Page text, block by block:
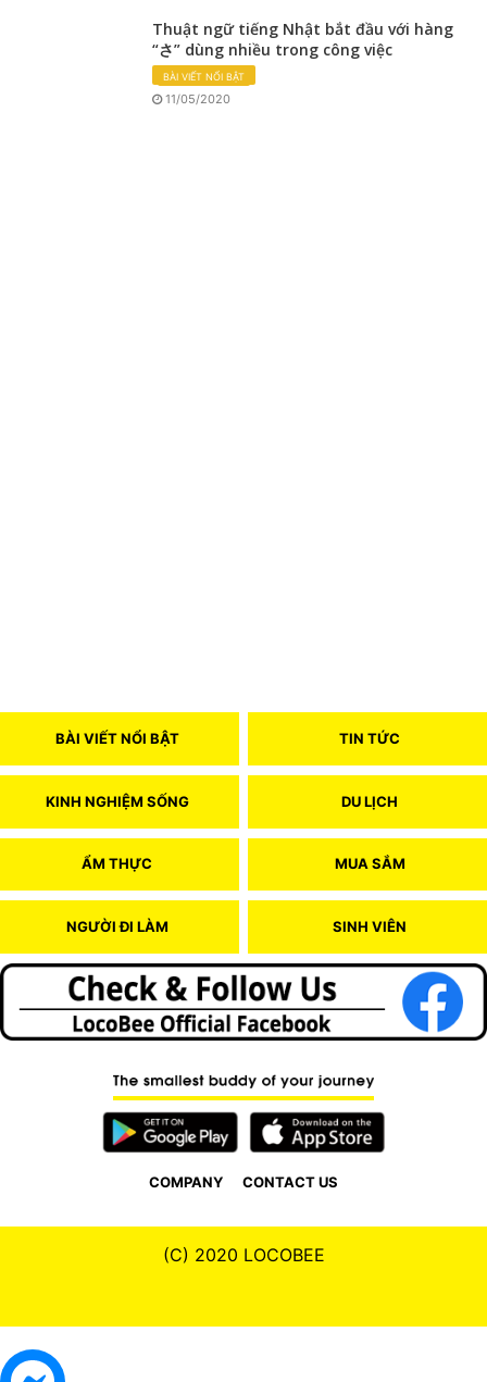
Thuật ngữ tiếng Nhật bắt đầu với hàng
“さ” dùng nhiều trong công việc
BÀI VIẾT NỔI BẬT
11/05/2020
BÀI VIẾT NỔI BẬT TIN TỨC
KINH NGHIỆM SỐNG DU LỊCH
ẨM THỰC MUA SẮM
NGƯỜI ĐI LÀM SINH VIÊN
COMPANY CONTACT US
(C) 2020 LOCOBEE